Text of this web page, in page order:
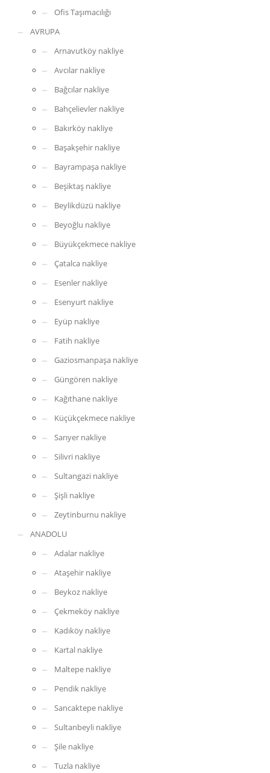
Ofis Taşımacılığı
AVRUPA
Arnavutköy nakliye
Avcılar nakliye
Bağcılar nakliye
Bahçelievler nakliye
Bakırköy nakliye
Başakşehir nakliye
Bayrampaşa nakliye
Beşiktaş nakliye
Beylikdüzü nakliye
Beyoğlu nakliye
Büyükçekmece nakliye
Çatalca nakliye
Esenler nakliye
Esenyurt nakliye
Eyüp nakliye
Fatih nakliye
Gaziosmanpaşa nakliye
Güngören nakliye
Kağıthane nakliye
Küçükçekmece nakliye
Sarıyer nakliye
Silivri nakliye
Sultangazi nakliye
Şişli nakliye
Zeytinburnu nakliye
ANADOLU
Adalar nakliye
Ataşehir nakliye
Beykoz nakliye
Çekmeköy nakliye
Kadıköy nakliye
Kartal nakliye
Maltepe nakliye
Pendik nakliye
Sancaktepe nakliye
Sultanbeyli nakliye
Şile nakliye
Tuzla nakliye